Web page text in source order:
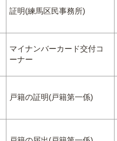
証明(練馬区民事務所)
マイナンバーカード交付コ
ーナー
戸籍の証明(戸籍第一係)